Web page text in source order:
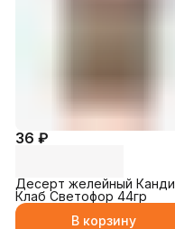
36 ₽
Десерт желейный Канди
Клаб Светофор 44гр
В корзину